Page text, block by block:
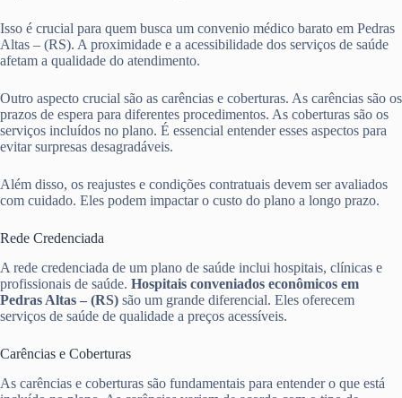
Isso é crucial para quem busca um convenio médico barato em Pedras
Altas – (RS). A proximidade e a acessibilidade dos serviços de saúde
afetam a qualidade do atendimento.
Outro aspecto crucial são as carências e coberturas. As carências são os
prazos de espera para diferentes procedimentos. As coberturas são os
serviços incluídos no plano. É essencial entender esses aspectos para
evitar surpresas desagradáveis.
Além disso, os reajustes e condições contratuais devem ser avaliados
com cuidado. Eles podem impactar o custo do plano a longo prazo.
Rede Credenciada
A rede credenciada de um plano de saúde inclui hospitais, clínicas e
profissionais de saúde. Hospitais conveniados econômicos em
Pedras Altas – (RS) são um grande diferencial. Eles oferecem
serviços de saúde de qualidade a preços acessíveis.
Carências e Coberturas
As carências e coberturas são fundamentais para entender o que está